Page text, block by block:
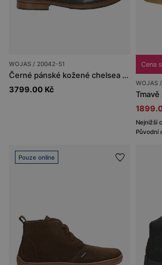
WOJAS / 20042-51
Černé pánské kožené chelsea boty s ozdobnou perforací
3799.00 Kč
Cena
WOJAS
Nejnižší
Původní
Pouze online